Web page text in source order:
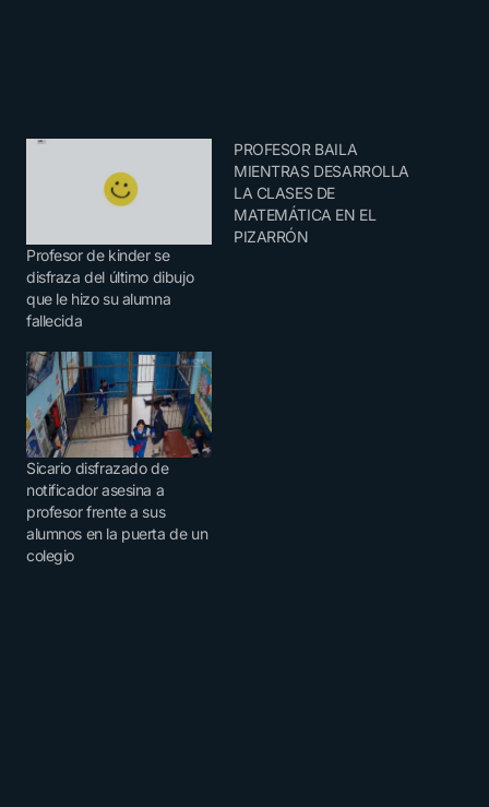
Profesor de kinder se
disfraza del último dibujo
que le hizo su alumna
fallecida
PROFESOR BAILA
MIENTRAS DESARROLLA
LA CLASES DE
MATEMÁTICA EN EL
PIZARRÓN
Sicario disfrazado de
notificador asesina a
profesor frente a sus
alumnos en la puerta de un
colegio